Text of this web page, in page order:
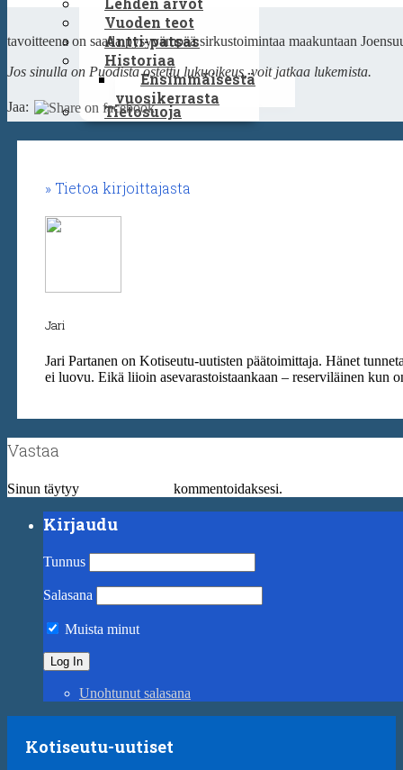
Vuoden teot
Antti-patsas
Historiaa
Ensimmäisestä
vuosikerrasta
Tietosuoja
tavoitteena on saada pysyvämpää sirkustoimintaa maakuntaan
Jos sinulla on Puodista ostettu lukuoikeus, voit jatkaa lukemista.
Jaa:
Tietoa kirjoittajasta
Jari
Jari Partanen on Kotiseutu-uutisten päätoimittaja. Hänet
ei luovu. Eikä liioin asevarastoistaankaan – reserviläinen kun
Vastaa
Sinun täytyy kommentoidaksesi.
Kirjaudu
Tunnus
Salasana
Muista minut
Unohtunut salasana
Kotiseutu-uutiset